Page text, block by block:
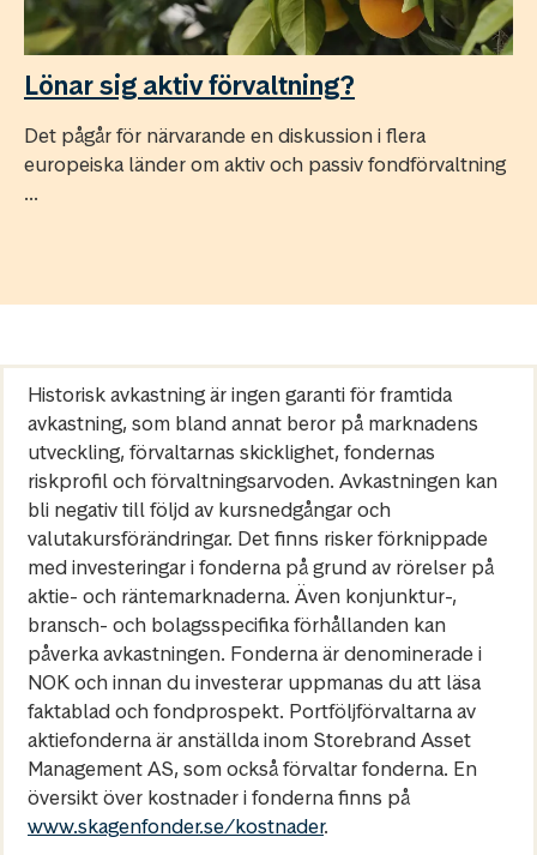
Lönar sig aktiv förvaltning?
Det pågår för närvarande en diskussion i flera
europeiska länder om aktiv och passiv fondförvaltning
...
Historisk avkastning är ingen garanti för framtida
avkastning, som bland annat beror på marknadens
utveckling, förvaltarnas skicklighet, fondernas
riskprofil och förvaltningsarvoden. Avkastningen kan
bli negativ till följd av kursnedgångar och
valutakursförändringar. Det finns risker förknippade
med investeringar i fonderna på grund av rörelser på
aktie- och räntemarknaderna. Även konjunktur-,
bransch- och bolagsspecifika förhållanden kan
påverka avkastningen. Fonderna är denominerade i
NOK och innan du investerar uppmanas du att läsa
faktablad och fondprospekt. Portföljförvaltarna av
aktiefonderna är anställda inom Storebrand Asset
Management AS, som också förvaltar fonderna. En
översikt över kostnader i fonderna finns på
www.skagenfonder.se/kostnader.